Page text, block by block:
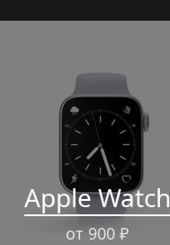
Apple Watch
от 900 ₽